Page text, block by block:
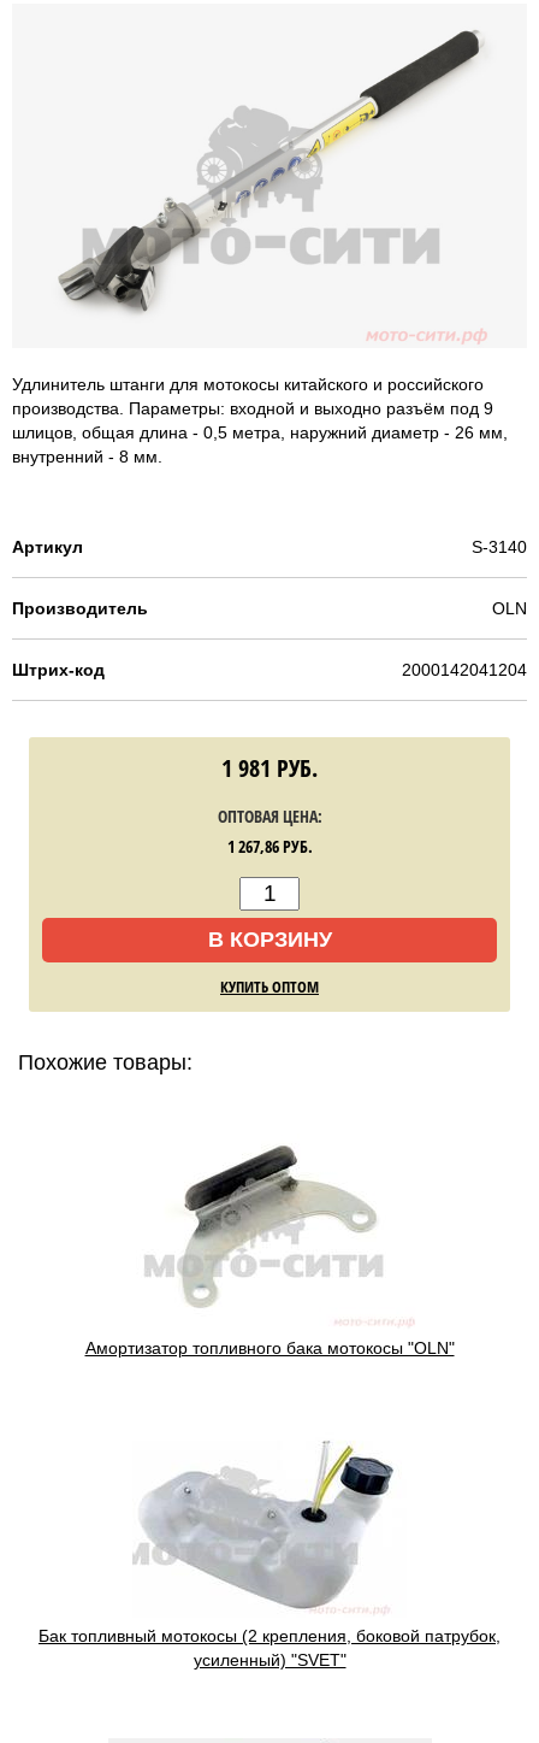
Удлинитель штанги для мотокосы китайского и российского
производства. Параметры: входной и выходно разъём под 9
шлицов, общая длина - 0,5 метра, наружний диаметр - 26 мм,
внутренний - 8 мм.
Артикул S-3140
Производитель OLN
Штрих-код 2000142041204
1 981 РУБ.
ОПТОВАЯ ЦЕНА:
1 267,86РУБ.
В КОРЗИНУ
КУПИТЬ ОПТОМ
Похожие товары:
Амортизатор топливного бака мотокосы "OLN"
Бак топливный мотокосы (2 крепления, боковой патрубок,
усиленный) "SVET"